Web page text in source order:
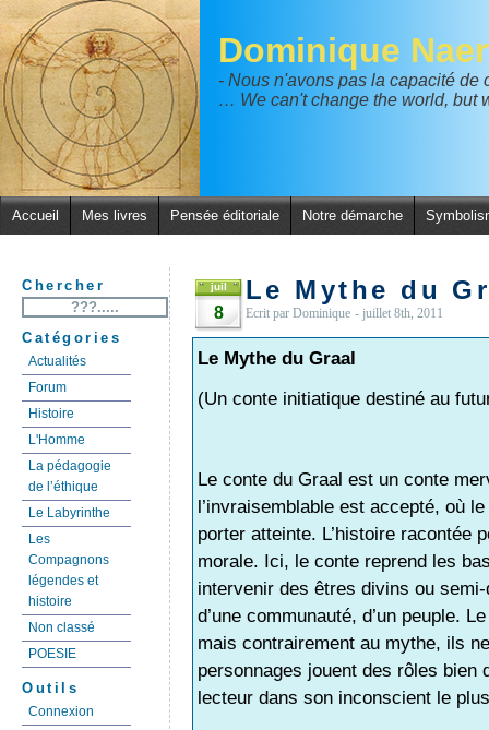
Dominique
- Nous n'avons pas la capacité
… We can't change the world, but
Accueil Mes livres Pensée éditoriale Notre démarche
Chercher
Catégories
Actualités
Forum
Histoire
L'Homme
La pédagogie
de l’éthique
Le Labyrinthe
Les
Compagnons
légendes et
histoire
Non classé
POESIE
Outils
Connexion
juil
8
Le Mythe du
Ecrit par Dominique - juillet 8th, 2011
Le Mythe du Graal
(Un conte initiatique destiné au
Le conte du Graal est un conte
l’invraisemblable est accepté, où
porter atteinte. L’histoire racontée
morale. Ici, le conte reprend les
intervenir des êtres divins ou
d’une communauté, d’un peuple.
mais contrairement au mythe, ils
personnages jouent des rôles
lecteur dans son inconscient le